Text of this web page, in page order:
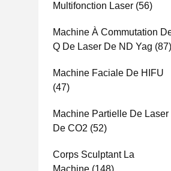
Multifonction Laser (56)
Machine À Commutation
Q De Laser De ND Yag (87)
Machine Faciale De HIFU
(47)
Machine Partielle De Laser
De CO2 (52)
Corps Sculptant La
Machine (148)